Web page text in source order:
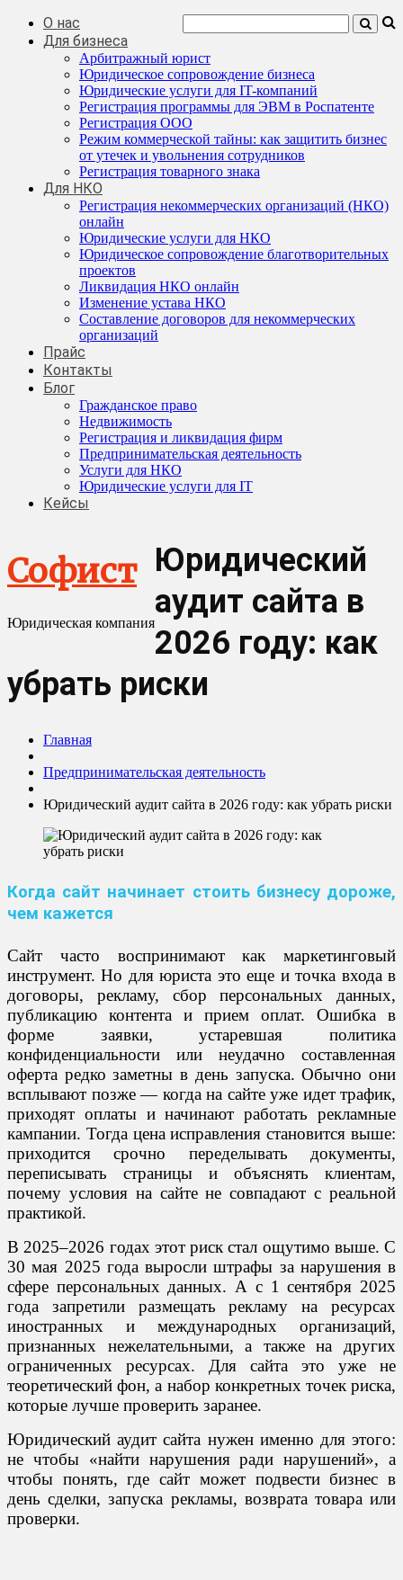
О нас
Для бизнеса
Арбитражный юрист
Юридическое сопровождение бизнеса
Юридические услуги для IT-компаний
Регистрация программы для ЭВМ в Роспатенте
Регистрация ООО
Режим коммерческой тайны: как защитить бизнес
от утечек и увольнения сотрудников
Регистрация товарного знака
Для НКО
Регистрация некоммерческих организаций (НКО)
онлайн
Юридические услуги для НКО
Юридическое сопровождение благотворительных
проектов
Ликвидация НКО онлайн
Изменение устава НКО
Составление договоров для некоммерческих
организаций
Прайс
Контакты
Блог
Гражданское право
Недвижимость
Регистрация и ликвидация фирм
Предпринимательская деятельность
Услуги для НКО
Юридические услуги для IT
Кейсы
Софист
Юридическая компания
Юридический
аудит сайта в
2026 году: как
убрать риски
Главная
Предпринимательская деятельность
Юридический аудит сайта в 2026 году: как убрать риски
Когда сайт начинает стоить бизнесу дороже,
чем кажется
Сайт часто воспринимают как маркетинговый
инструмент. Но для юриста это еще и точка входа в
договоры, рекламу, сбор персональных данных,
публикацию контента и прием оплат. Ошибка в
форме заявки, устаревшая политика
конфиденциальности или неудачно составленная
оферта редко заметны в день запуска. Обычно они
всплывают позже — когда на сайте уже идет трафик,
приходят оплаты и начинают работать рекламные
кампании. Тогда цена исправления становится выше:
приходится срочно переделывать документы,
переписывать страницы и объяснять клиентам,
почему условия на сайте не совпадают с реальной
практикой.
В 2025–2026 годах этот риск стал ощутимо выше. С
30 мая 2025 года выросли штрафы за нарушения в
сфере персональных данных. А с 1 сентября 2025
года запретили размещать рекламу на ресурсах
иностранных и международных организаций,
признанных нежелательными, а также на других
ограниченных ресурсах. Для сайта это уже не
теоретический фон, а набор конкретных точек риска,
которые лучше проверить заранее.
Юридический аудит сайта нужен именно для этого:
не чтобы «найти нарушения ради нарушений», а
чтобы понять, где сайт может подвести бизнес в
день сделки, запуска рекламы, возврата товара или
проверки.